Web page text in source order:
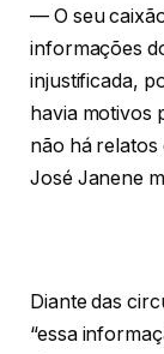
— O seu
informações
injustificada,
havia motivos
não há relatos
José Janene
Diante das
“essa